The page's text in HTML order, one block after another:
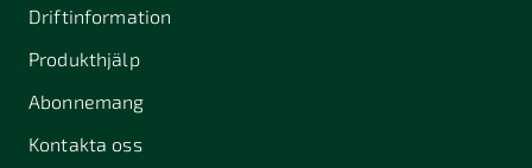
Driftinformation
Produkthjälp
Abonnemang
Kontakta oss